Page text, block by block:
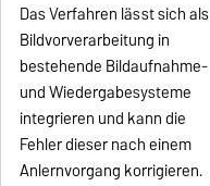
Das Verfahren lässt sich als
Bildvorverarbeitung in
bestehende Bildaufnahme-
und Wiedergabesysteme
integrieren und kann die
Fehler dieser nach einem
Anlernvorgang korrigieren.